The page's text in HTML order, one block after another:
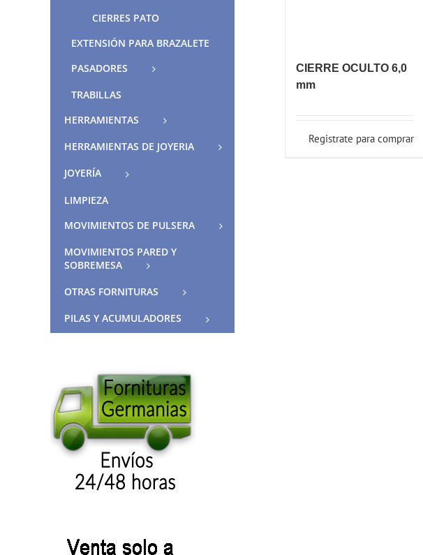
CIERRE OCULTO 6,0
mm
Registrate para comprar
CIERRES PATO
EXTENSIÓN PARA BRAZALETE
PASADORES
TRABILLAS
HERRAMIENTAS
HERRAMIENTAS DE JOYERIA
JOYERÍA
LIMPIEZA
MOVIMIENTOS DE PULSERA
MOVIMIENTOS PARED Y
SOBREMESA
OTRAS FORNITURAS
PILAS Y ACUMULADORES